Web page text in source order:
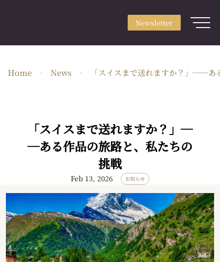
Newsletter
Use & Scene
Artists
Feature
ARTerrace Inc.
2-2-1 Kyobashi, Chuo-ku, Tokyo 104-0031
About ARTerrace Privacy Policy
Home News 「スイスまで送れますか？」──あ
「スイスまで送れますか？」─
─ある作品の旅路と、私たちの
挑戦
Feb 13, 2026 お知らせ